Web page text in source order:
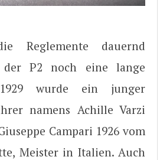
Reglemente dauernd
der P2 noch eine lange
1929 wurde ein junger
namens Achille Varzi
Campari 1926 vom
Meister in Italien. Auch